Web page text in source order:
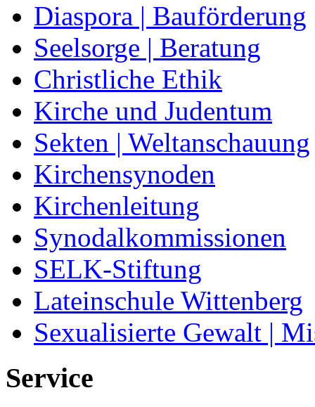
Diaspora | Bauförderung
Seelsorge | Beratung
Christliche Ethik
Kirche und Judentum
Sekten | Weltanschauung
Kirchensynoden
Kirchenleitung
Synodalkommissionen
SELK-Stiftung
Lateinschule Wittenberg
Sexualisierte Gewalt |
Service